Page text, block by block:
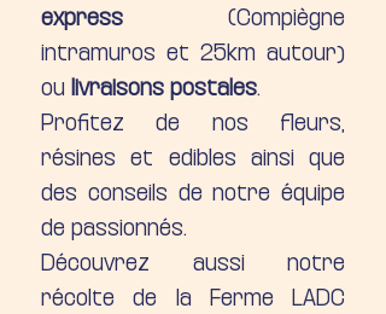
express (Compiègne
intramuros et 25km autour)
ou
livraisons postales.
Profitez de nos fleurs,
résines et edibles ainsi que
des conseils de notre équipe
de passionnés.
Découvrez aussi notre
récolte de la Ferme LADC